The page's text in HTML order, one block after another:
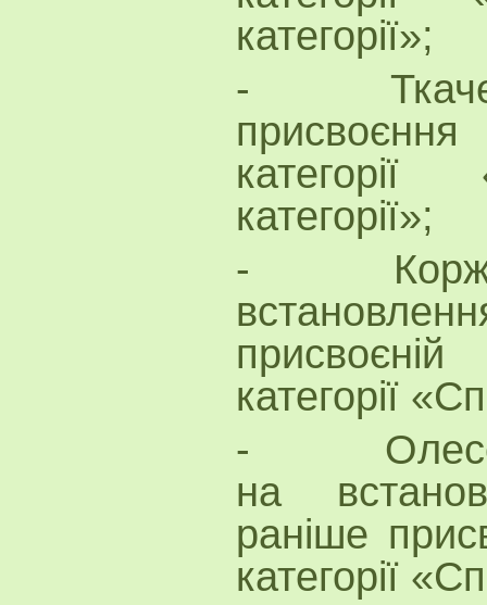
категорії»;
-
категорії
категорії»;
- Корж
категорії
-
на
раніше
категорії